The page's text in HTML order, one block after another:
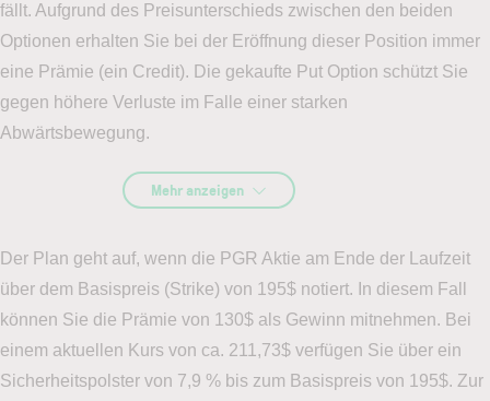
fällt. Aufgrund des Preisunterschieds zwischen den beiden
Optionen erhalten Sie bei der Eröffnung dieser Position immer
eine Prämie (ein Credit). Die gekaufte Put Option schützt Sie
gegen höhere Verluste im Falle einer starken
Abwärtsbewegung.
Mehr anzeigen
Der Plan geht auf, wenn die PGR Aktie am Ende der Laufzeit
über dem Basispreis (Strike) von 195$ notiert. In diesem Fall
können Sie die Prämie von 130$ als Gewinn mitnehmen. Bei
einem aktuellen Kurs von ca. 211,73$ verfügen Sie über ein
Sicherheitspolster von 7,9 % bis zum Basispreis von 195$. Zur